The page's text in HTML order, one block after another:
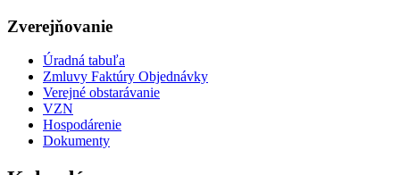
Zverejňovanie
Úradná tabuľa
Zmluvy Faktúry Objednávky
Verejné obstarávanie
VZN
Hospodárenie
Dokumenty